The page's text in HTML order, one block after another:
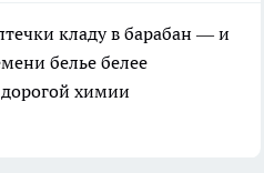
кладу в барабан — и
белье белее
дорогой химии